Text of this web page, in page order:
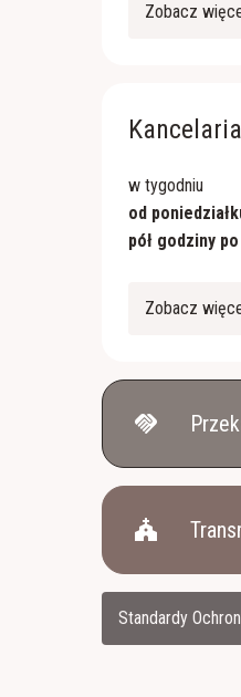
Zobacz
w tygodniu
od
pół godziny
Zobacz
handshake
church
Standardy